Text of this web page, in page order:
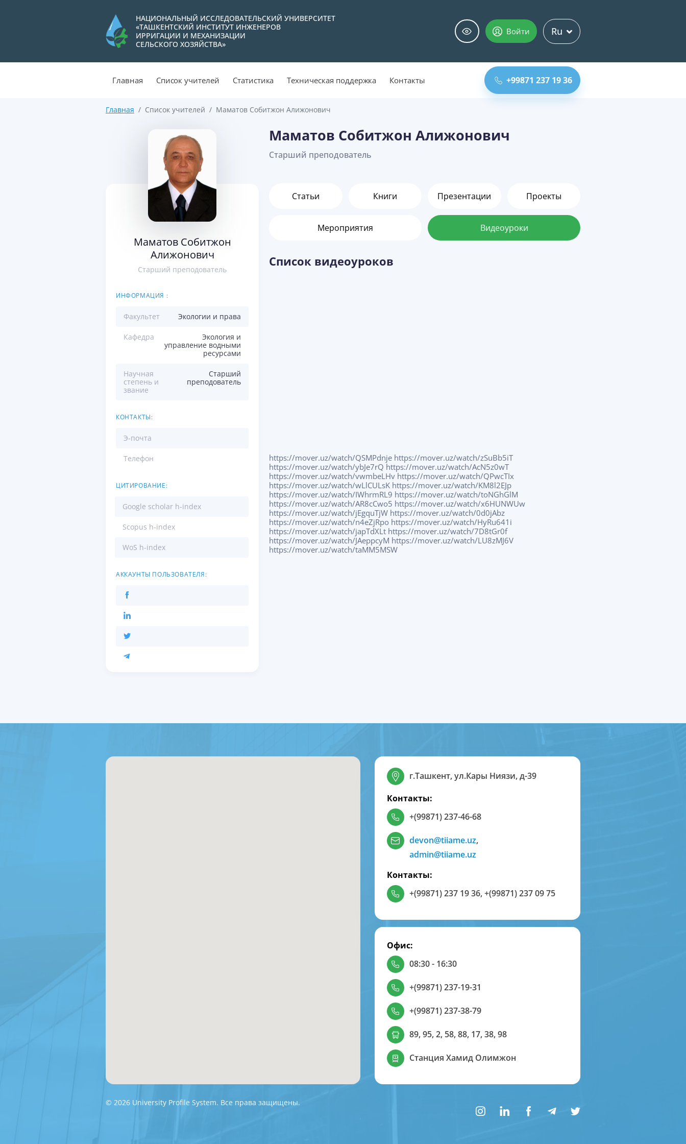
НАЦИОНАЛЬНЫЙ ИССЛЕДОВАТЕЛЬСКИЙ УНИВЕРСИТЕТ
«ТАШКЕНТСКИЙ ИНСТИТУТ ИНЖЕНЕРОВ
ИРРИГАЦИИ И МЕХАНИЗАЦИИ
СЕЛЬСКОГО ХОЗЯЙСТВА»
Войти Ru
Главная Список учителей Статистика Техническая поддержка Контакты +99871 237 19 36
Главная Список учителей Маматов Собитжон Алижонович
Маматов Собитжон
Алижонович
Старший преподователь
ИНФОРМАЦИЯ :
Факультет Экологии и права
Кафедра
Экология и
управление водными
ресурсами
Научная
степень и
звание
Старший
преподователь
КОНТАКТЫ:
Э-почта
Телефон
ЦИТИРОВАНИЕ:
Google scholar h-index
Scopus h-index
WoS h-index
АККАУНТЫ ПОЛЬЗОВАТЕЛЯ:
Маматов Собитжон Алижонович
Старший преподователь
Статьи Книги Презентации Проекты
Мероприятия Видеоуроки
Список видеоуроков
https://mover.uz/watch/QSMPdnje https://mover.uz/watch/zSuBb5iT
https://mover.uz/watch/ybJe7rQ https://mover.uz/watch/AcN5z0wT
https://mover.uz/watch/vwmbeLHv https://mover.uz/watch/QPwcTIx
https://mover.uz/watch/wLlCULsK https://mover.uz/watch/KM8l2EJp
https://mover.uz/watch/IWhrmRL9 https://mover.uz/watch/toNGhGlM
https://mover.uz/watch/AR8cCwo5 https://mover.uz/watch/x6HUNWUw
https://mover.uz/watch/jEgquTjW https://mover.uz/watch/0d0jAbz
https://mover.uz/watch/n4eZjRpo https://mover.uz/watch/HyRu641i
https://mover.uz/watch/japTdXLt https://mover.uz/watch/7D8tGr0f
https://mover.uz/watch/JAeppcyM https://mover.uz/watch/LU8zMJ6V
https://mover.uz/watch/taMM5MSW
г.Ташкент, ул.Кары Ниязи, д-39
Контакты:
+(99871) 237-46-68
devon@tiiame.uz,
admin@tiiame.uz
Контакты:
+(99871) 237 19 36,+(99871) 237 09 75
Офис:
08:30 - 16:30
+(99871) 237-19-31
+(99871) 237-38-79
89, 95, 2, 58, 88, 17, 38, 98
Станция Хамид Олимжон
© 2026 University Profile System. Все права защищены.